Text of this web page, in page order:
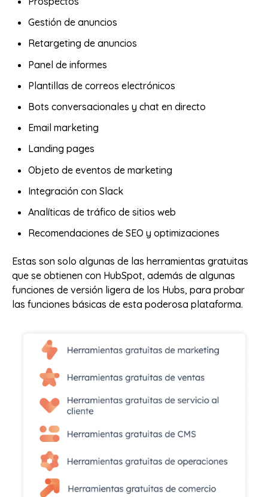
Gestión de anuncios
Retargeting de anuncios
Panel de informes
Plantillas de correos electrónicos
Bots conversacionales y chat en directo
Email marketing
Landing pages
Objeto de eventos de marketing
Integración con Slack
Analíticas de tráfico de sitios web
Recomendaciones de SEO y optimizaciones
Estas son solo algunas de las herramientas gratuitas
que se obtienen con HubSpot, además de algunas
funciones de versión ligera de los Hubs, para probar
las funciones básicas de esta poderosa plataforma.